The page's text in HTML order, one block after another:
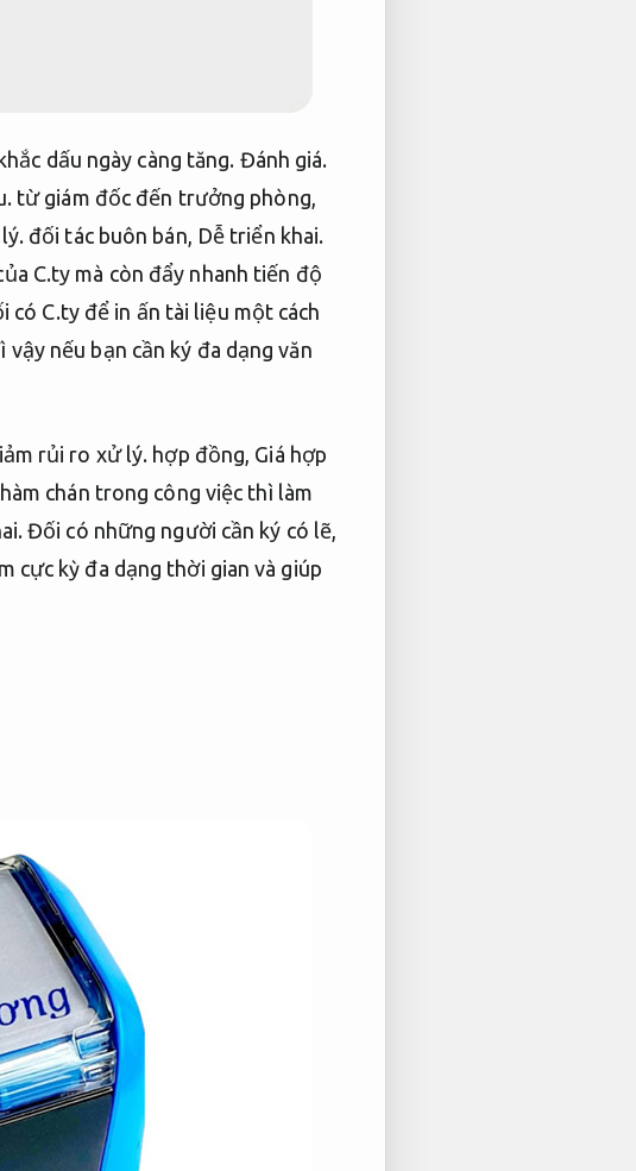
dấu ngày càng tăng. Đánh giá.
từ giám đốc đến trưởng phòng,
đối tác buôn bán, Dễ triển khai.
C.ty mà còn đẩy nhanh tiến độ
có C.ty để in ấn tài liệu một cách
vậy nếu bạn cần ký đa dạng văn
rủi ro xử lý. hợp đồng, Giá hợp
chán trong công việc thì làm
Đối có những người cần ký có lẽ,
cực kỳ đa dạng thời gian và giúp